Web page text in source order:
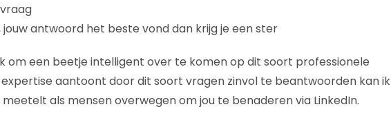
antwoord het beste vond dan krijg je een ster
om een beetje intelligent over te komen op dit soort professionele
expertise aantoont door dit soort vragen zinvol te beantwoorden kan ik
als mensen overwegen om jou te benaderen via LinkedIn.